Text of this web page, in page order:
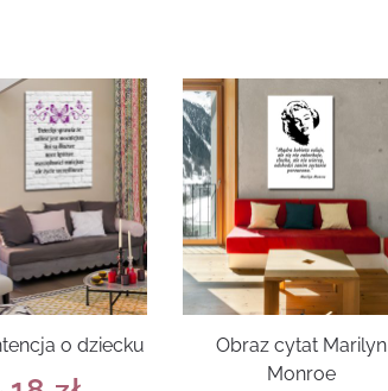
o dziecku
Obraz cytat Marilyn
Monroe